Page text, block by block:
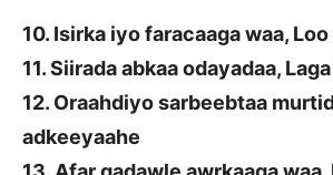
10. Isirka iyo faracaaga waa, Loo
11. Siirada abkaa odayadaa,
12. Oraahdiyo sarbeebtaa
adkeeyaahe